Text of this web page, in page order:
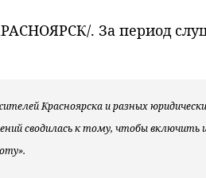
. За период
Красноярска и разных
сводилась к тому, чтобы